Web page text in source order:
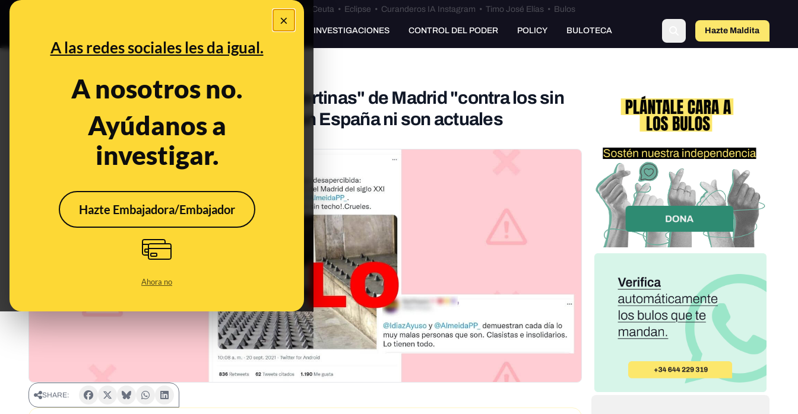
×
A las redes sociales les da igual.
A nosotros no.
Ayúdanos a
investigar.
Hazte Embajadora/Embajador
Ahora no
Especial Ceuta•Bulos Ceuta • Eclipse • Curanderos IA Instagram • Timo José Elías • Bulos
PREBUNKING INVESTIGACIONES CONTROL DEL PODER POLICY BULOTECA Hazte Maldito
No, estas no son "las nuevas concertinas" de Madrid "contra los sin
techo": las fotos no se han hecho en España ni son actuales
Sep 21, 2021, 9:45:00 AM
SHARE: